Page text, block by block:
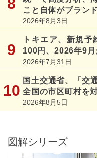
こと自体がブラン
2026年8月3日
トキエア、新規
100円、2026年9月
2026年7月31日
国土交通省、「交
全国の市区町村を
2026年8月5日
図解シリーズ